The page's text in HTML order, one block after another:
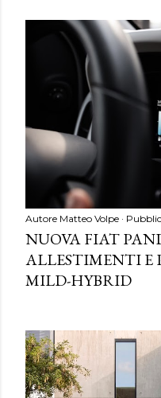
Autore Matteo Volpe
NUOVA FIAT
ALLESTIMENTI E
MILD-HYBRID